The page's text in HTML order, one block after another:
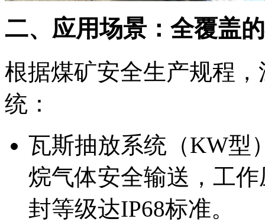
二、应用场景：全覆盖
根据煤矿安全生产规程
统：
瓦斯抽放系统（KW型
烷气体安全输送，工
封等级达IP68标准。